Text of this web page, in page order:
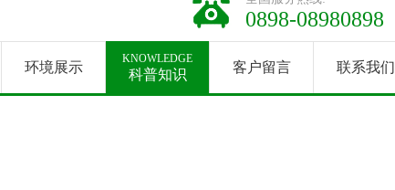
0898-08980898
环境展示
KNOWLEDGE
科普知识 客户留言 联系我们